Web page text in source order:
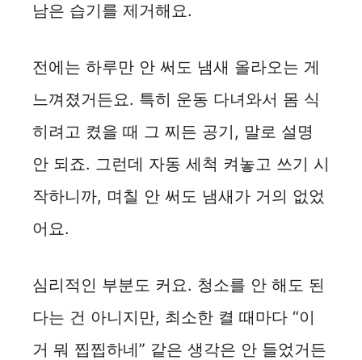
남은 습기를 제거해요.
전에는 하루만 안 써도 냄새 올라오는 게
느껴졌거든요. 특히 운동 다녀와서 몸 식
히려고 켰을 때 그 찌든 공기, 말로 설명
안 되죠. 그런데 자동 세척 켜놓고 쓰기 시
작하니까, 며칠 안 써도 냄새가 거의 없었
어요.
심리적인 부분도 커요. 청소를 안 해도 된
다는 건 아니지만, 최소한 켤 때마다 “이
거 뭐 찝찝하네” 같은 생각은 안 들었거든